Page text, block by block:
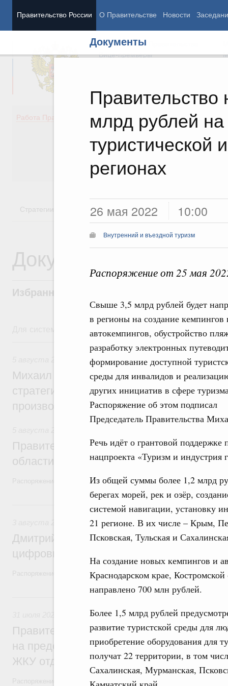
Правительство России О Правительстве Новости
Документы
Правительство
млрд рублей на
туристической
регионах
26 мая 2022 10:00
Внутренний и въездной туризм
Распоряжение от 25 мая
Свыше 3,5 млрд рублей будет
в регионы на создание кемпингов
автокемпингов, обустройство
разработку электронных
формирование доступной
среды для инвалидов и
других инициатив в сфере
Распоряжение об этом подписал
Председатель Правительства
Речь идёт о грантовой поддержке
нацпроекта «Туризм и индустрия
Из общей суммы более 1,2 млрд
берегах морей, рек и озёр,
системой навигации, установку
21 регионе. В их числе – Крым,
Псковская, Тульская и
На создание новых кемпингов и
Краснодарском крае,
направлено 700 млн рублей.
Более 1,5 млрд рублей
развитие туристской среды для
приобретение оборудования для
получат 22 территории, в том
Сахалинская, Мурманская,
Председатель Правительства
Вице-премьеры
Работа Правительства
Демография
Здоровье
Культура
Государство
Стратегии Государственные программы
Документы
Избранные документы со справками к
Для системного поиска перейдите в раздел "Поиск по
5 августа, среда
Вопросы производительности труда и
Михаил Мишустин дал поручения по
стратегической сессии, посвящённой
производительности труда
Правительство увеличило объём
области в рамках федерального
Распоряжение от 3 августа 2026 года №2067-р
3 августа, понедельник
Регулирование в сфере торговли.
Дмитрий Григоренко возглавил штаб по
цифровых платформ
Распоряжение от 25 июля 2026 года №1966-р
31 июля, пятница
Социальная поддержка отдельных
Правительство направит регионам
на предоставление мер социальной
ЖКУ отдельным категориям граждан
Распоряжение от 30 июля 2026 года №2032-р